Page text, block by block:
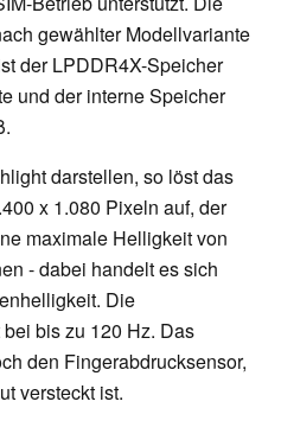
gewählter Modellvariante
der LPDDR4X-Speicher
und der interne Speicher
darstellen, so löst das
x 1.080 Pixeln auf, der
maximale Helligkeit von
- dabei handelt es sich
Die
bis zu 120 Hz. Das
den Fingerabdrucksensor,
versteckt ist.